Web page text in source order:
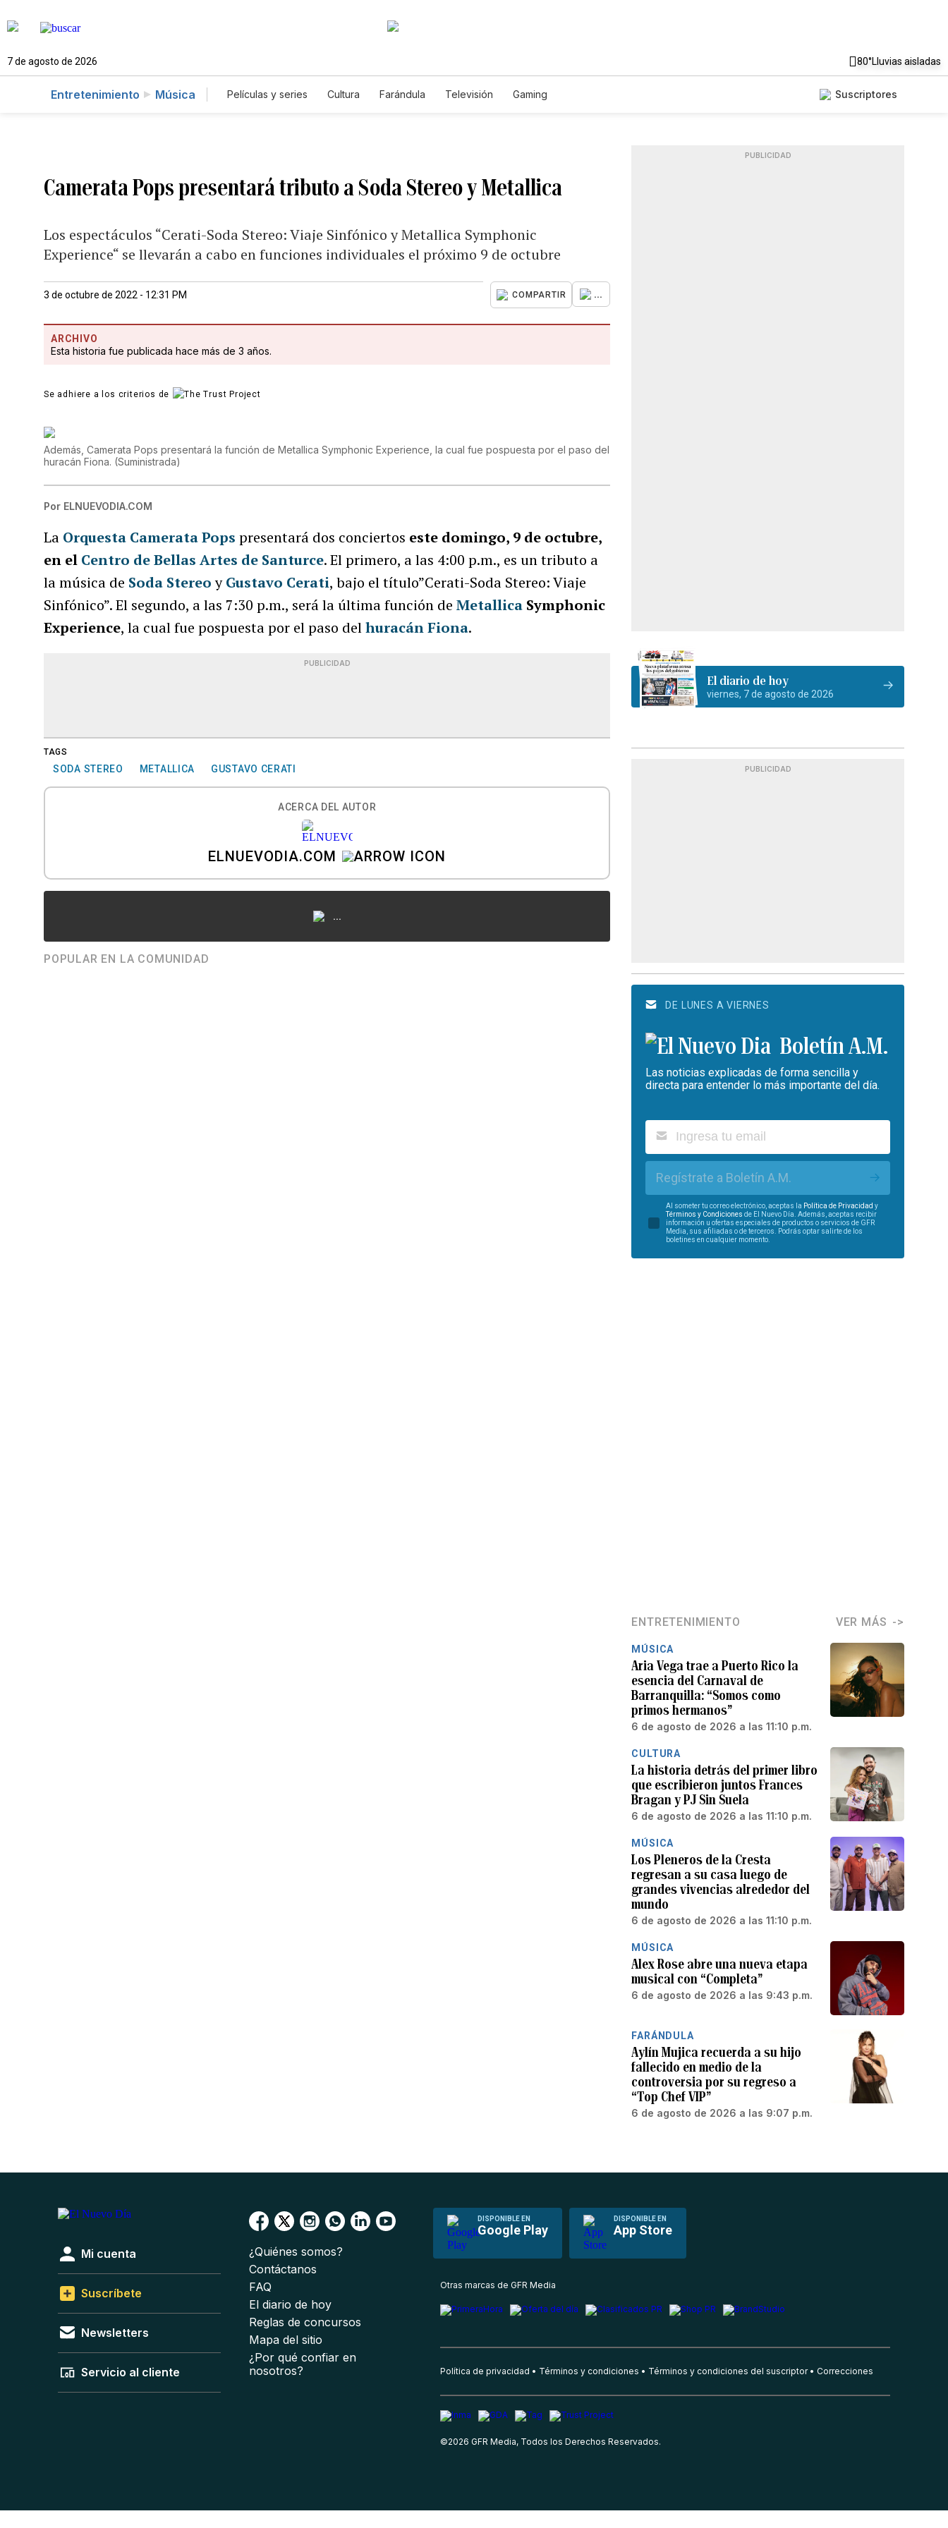
7 de agosto de 2026 80°Lluvias aisladas
Entretenimiento Música Películas y series Cultura Farándula Televisión Gaming Suscriptores
Camerata Pops presentará tributo a Soda Stereo y Metallica
Los espectáculos “Cerati-Soda Stereo: Viaje Sinfónico y Metallica Symphonic
Experience“ se llevarán a cabo en funciones individuales el próximo 9 de octubre
3 de octubre de 2022 - 12:31 PM COMPARTIR ...
ARCHIVO
Esta historia fue publicada hace más de 3 años.
Se adhiere a los criterios de
Además, Camerata Pops presentará la función de Metallica Symphonic Experience, la cual fue pospuesta por el paso del
huracán Fiona. (Suministrada)
Por ELNUEVODIA.COM
La Orquesta Camerata Pops presentará dos conciertos este domingo, 9 de octubre,
en el Centro de Bellas Artes de Santurce. El primero, a las 4:00 p.m., es un tributo a
la música de Soda StereoyGustavo Cerati, bajo el título”Cerati-Soda Stereo: Viaje
Sinfónico”. El segundo, a las 7:30 p.m., será la última función deMetallica Symphonic
Experience, la cual fue pospuesta por el paso delhuracán Fiona.
PUBLICIDAD
TAGS
SODA STEREO METALLICA GUSTAVO CERATI
ACERCA DEL AUTOR
ELNUEVODIA.COM
...
POPULAR EN LA COMUNIDAD
PUBLICIDAD
El diario de hoy
viernes, 7 de agosto de 2026
PUBLICIDAD
DE LUNES A VIERNES
Boletín A.M.
Las noticias explicadas de forma sencilla y
directa para entender lo más importante del día.
Regístrate a Boletín A.M.
Al someter tu correo electrónico, aceptas la Política de Privacidad y
Términos y Condiciones de El Nuevo Día. Además, aceptas recibir
información u ofertas especiales de productos o servicios de GFR
Media, sus afiliadas o de terceros. Podrás optar salirte de los
boletines en cualquier momento.
ENTRETENIMIENTO VER MÁS
MÚSICA
Aria Vega trae a Puerto Rico la
esencia del Carnaval de
Barranquilla: “Somos como
primos hermanos”
6 de agosto de 2026 a las 11:10 p.m.
CULTURA
La historia detrás del primer libro
que escribieron juntos Frances
Bragan y PJ Sin Suela
6 de agosto de 2026 a las 11:10 p.m.
MÚSICA
Los Pleneros de la Cresta
regresan a su casa luego de
grandes vivencias alrededor del
mundo
6 de agosto de 2026 a las 11:10 p.m.
MÚSICA
Alex Rose abre una nueva etapa
musical con “Completa”
6 de agosto de 2026 a las 9:43 p.m.
FARÁNDULA
Aylín Mujica recuerda a su hijo
fallecido en medio de la
controversia por su regreso a
“Top Chef VIP”
6 de agosto de 2026 a las 9:07 p.m.
DISPONIBLE EN
Google Play
DISPONIBLE EN
App Store
Mi cuenta
Suscríbete
Newsletters
Servicio al cliente
¿Quiénes somos?
Contáctanos
FAQ
El diario de hoy
Reglas de concursos
Mapa del sitio
¿Por qué confiar en
nosotros?
Otras marcas de GFR Media
Política de privacidad Términos y condiciones Términos y condiciones del suscriptor Correcciones
©2026 GFR Media, Todos los Derechos Reservados.